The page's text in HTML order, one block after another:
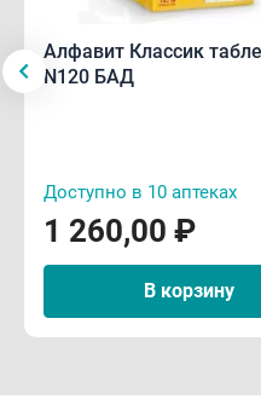
Алфавит Классик
N120 БАД
Доступно в 10 аптеках
1 260,00 ₽
В корзину